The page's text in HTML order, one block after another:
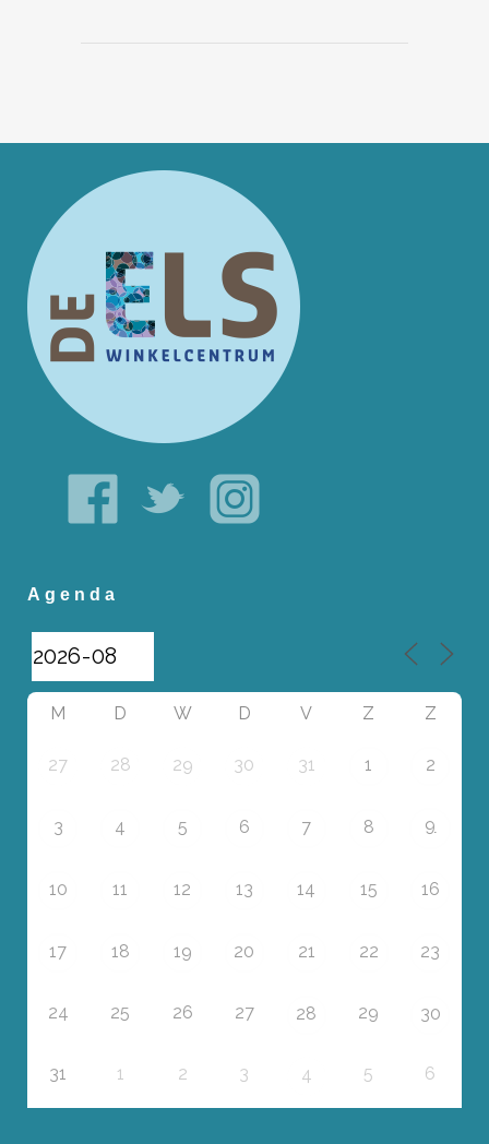
Agenda
M D W D V Z Z
27 28 29 30 31 1 2
3 4 5 6 7 8 9
10 11 12 13 14 15 16
17 18 19 20 21 22 23
24 25 26 27 28 29 30
31 1 2 3 4 5 6